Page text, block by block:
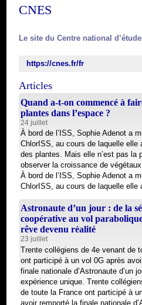
CNES
Le site du Centre national
https://cnes.fr/fr
Articles
Quand a-t-on commencé à
plantes dans l’espace ?
24 juillet
À bord de l’ISS, Sophie Adenot a
ChlorISS, au cours de laquelle elle
des plantes. Mais elle n’est pas la
observer la croissance de
À bord de l’ISS, Sophie Adenot a
ChlorISS, au cours de laquelle
Astronaute d’un jour : de la
coopérative au vol
rêve devenu réalité
23 juillet
Trente collégiens de 4e venant de
ont participé à un vol 0G après
finale nationale d’Astronaute d’un
expérience unique. Trente
de toute la France ont participé à
avoir remporté la finale nationale